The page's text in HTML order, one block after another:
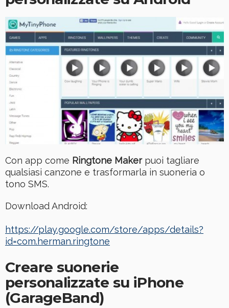
Con app come Ringtone Makerpuoi tagliare
qualsiasi canzone e trasformarla in suoneria o
tono SMS.
Download Android:
https://play.google.com/store/apps/details?
id=com.herman.ringtone
Creare suonerie
personalizzate su iPhone
(GarageBand)